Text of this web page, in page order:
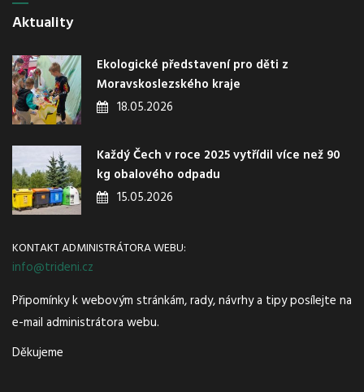
Aktuality
Ekologické představení pro děti z
Moravskoslezského kraje
18.05.2026
Každý Čech v roce 2025 vytřídil více než 90
kg obalového odpadu
15.05.2026
KONTAKT ADMINISTRÁTORA WEBU:
info@trideni.cz
Připomínky k webovým stránkám, rady, návrhy a tipy posílejte na
e-mail administrátora webu.
Děkujeme